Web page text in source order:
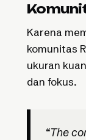
Karena
komunitas
ukuran
dan fokus.
“The